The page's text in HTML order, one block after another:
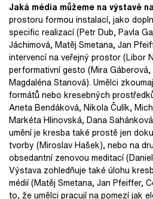
Jaká média můžeme na výstavě
prostoru formou instalací, jako
specific realizací (Petr Dub, Pavla
Jáchimová, Matěj Smetana, Jan
intervencí na veřejný prostor (Libor
performativní gesto (Mira
Magdaléna Stanová). Umělci
formátů nebo kresebných
Aneta Bendáková, Nikola Čulík,
Markéta Hlinovská, Dana
umění je kresba také prostě jen
tvorby (Miroslav Hašek), nebo na
obsedantní zenovou meditací
Výstava zohledňuje také úlohu
médií (Matěj Smetana, Jan Pfeiffer,
to, že umělci pracují na pomezí jak